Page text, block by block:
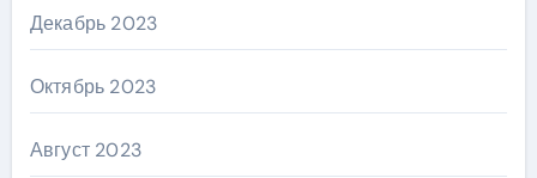
Декабрь 2023
Октябрь 2023
Август 2023